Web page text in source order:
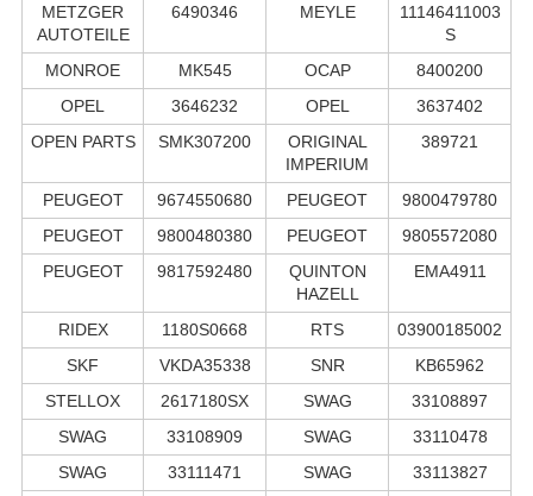
METZGER
AUTOTEILE
6490346 MEYLE
11146411003
S
MONROE
MK545 OCAP
8400200
OPEL
3646232 OPEL
3637402
OPEN PARTS
SMK307200
ORIGINAL
IMPERIUM
389721
PEUGEOT 9674550680 PEUGEOT
9800479780
PEUGEOT
9800480380 PEUGEOT
9805572080
PEUGEOT
9817592480
QUINTON
HAZELL
EMA4911
RIDEX 1180S0668 RTS
03900185002
SKF
VKDA35338 SNR
KB65962
STELLOX
2617180SX SWAG
33108897
SWAG
33108909 SWAG
33110478
SWAG
33111471 SWAG
33113827